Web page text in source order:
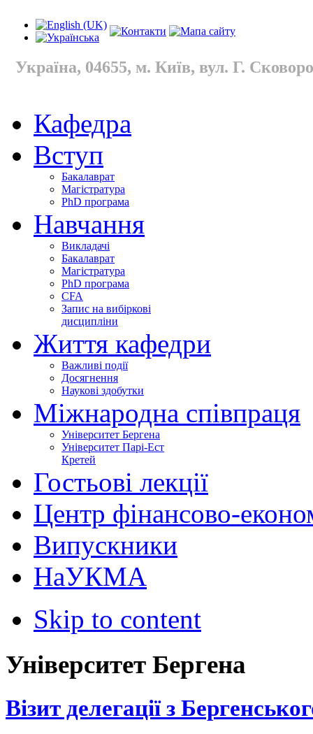
Україна, 04655, м. Київ, вул. Г.
Кафедра
Вступ
Бакалаврат
Магістратура
PhD програма
Навчання
Викладачі
Бакалаврат
Магістратура
PhD програма
CFA
Запис на вибіркові
дисципліни
Життя кафедри
Важливі події
Досягнення
Наукові здобутки
Міжнародна співпраця
Університет Бергена
Університет Парі-Ест
Кретей
Гостьові лекції
Центр фінансово-
Випускники
НаУКМА
Skip to content
Університет Бергена
Візит делегації з